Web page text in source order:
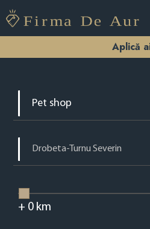
Aplică
+ 0km